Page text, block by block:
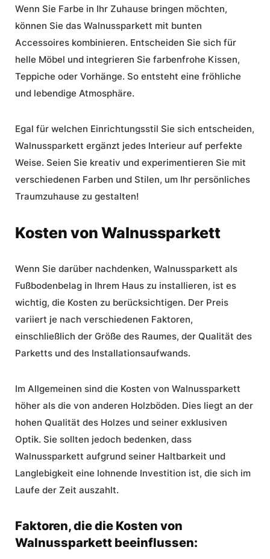
Wenn Sie Farbe in Ihr Zuhause bringen möchten,
können Sie das Walnussparkett mit bunten
Accessoires kombinieren. Entscheiden Sie sich für
helle Möbel und integrieren Sie farbenfrohe Kissen,
Teppiche oder Vorhänge. So entsteht eine fröhliche
und lebendige Atmosphäre.
Egal für welchen Einrichtungsstil Sie sich entscheiden,
Walnussparkett ergänzt jedes Interieur auf perfekte
Weise. Seien Sie kreativ und experimentieren Sie mit
verschiedenen Farben und Stilen, um Ihr persönliches
Traumzuhause zu gestalten!
Kosten von Walnussparkett
Wenn Sie darüber nachdenken, Walnussparkett als
Fußbodenbelag in Ihrem Haus zu installieren, ist es
wichtig, die Kosten zu berücksichtigen. Der Preis
variiert je nach verschiedenen Faktoren,
einschließlich der Größe des Raumes, der Qualität des
Parketts und des Installationsaufwands.
Im Allgemeinen sind die Kosten von Walnussparkett
höher als die von anderen Holzböden. Dies liegt an der
hohen Qualität des Holzes und seiner exklusiven
Optik. Sie sollten jedoch bedenken, dass
Walnussparkett aufgrund seiner Haltbarkeit und
Langlebigkeit eine lohnende Investition ist, die sich im
Laufe der Zeit auszahlt.
Faktoren, die die Kosten von
Walnussparkett beeinflussen: